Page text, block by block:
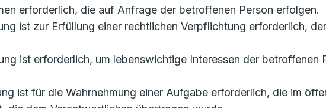
erforderlich, die auf Anfrage der betroffenen Person erfolgen.
ist zur Erfüllung einer rechtlichen Verpflichtung erforderlich,
ist erforderlich, um lebenswichtige Interessen der betroffenen
ist für die Wahrnehmung einer Aufgabe erforderlich, die im